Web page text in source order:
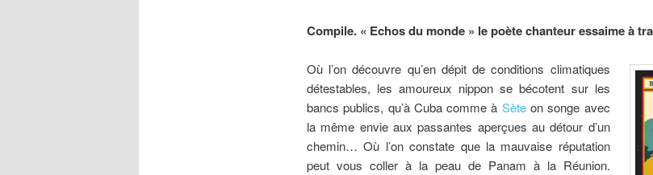
Compile. « Echos du monde » le poète chanteur essaime à
Où l’on découvre qu’en dépit de conditions climatiques
détestables, les amoureux nippon se bécotent sur les
bancs publics, qu’à Cuba comme à Sèteon songe avec
la même envie aux passantes aperçues au détour d’un
chemin… Où l’on constate que la mauvaise réputation
peut vous coller à la peau de Panam à la Réunion.